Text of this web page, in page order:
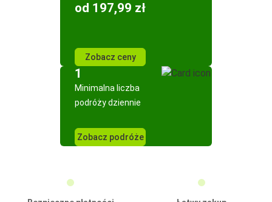
od 197,99 zł
Zobacz ceny
1
Minimalna liczba
podróży dziennie
Zobacz podróże